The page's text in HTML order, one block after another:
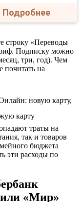
Подробнее
строку «Переводы
Подписку можно
три, год). Чем
почитать на
новую карту,
карту
траты на
так и товаров
бюджета
эти расходы по
«Мир»